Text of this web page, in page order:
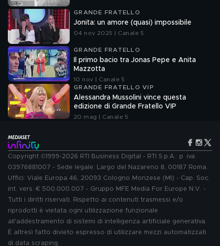
GRANDE FRATELLO
Jonita: un amore (quasi) impossibile
04 nov 2025 | Canale 5
GRANDE FRATELLO
Il primo bacio tra Jonas Pepe e Anita
Mazzotta
10 nov | Canale 5
GRANDE FRATELLO VIP
Alessandra Mussolini vince questa
edizione di Grande Fratello VIP
20 mag | Canale 5
Copyright ©1999-2026 RTI Business Digital - RTI S.p.A.: p. iva
03976881007 - Sede legale: Largo del Nazareno 8, 00187 Roma.
Uffici: Viale Europa 46, 20093 Cologno Monzese (MI) - Cap. Soc.
int. vers. € 500.000.007 - Gruppo MFE Media For Europe N.V. -
Tutti i diritti riservati. Rispetto ai contenuti trasmessi e/o
riprodotti è vietata ogni utilizzazione funzionale
all'addestramento di sistemi di intelligenza artificiale generativa.
È altresì fatto divieto espresso di utilizzare mezzi automatizzati
di data scraping.